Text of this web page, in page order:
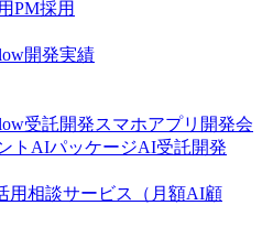
PM採用
開発実績
受託開発スマホアプリ開発会
ト AIパッケージAI受託開発
用相談サービス（月額AI顧